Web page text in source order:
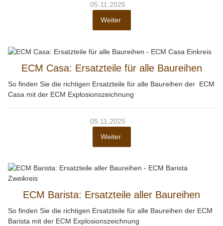
05.11.2025
Weiter
ECM Casa: Ersatzteile für alle Baureihen
So finden Sie die richtigen Ersatzteile für alle Baureihen der ECM
Casa mit der ECM Explosionszeichnung
05.11.2025
Weiter
ECM Barista: Ersatzteile aller Baureihen
So finden Sie die richtigen Ersatzteile für alle Baureihen der ECM
Barista mit der ECM Explosionszeichnung